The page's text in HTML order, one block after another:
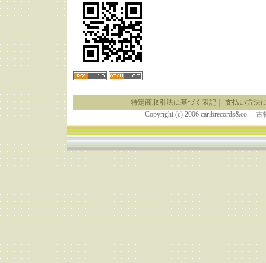
特定商取引法に基づく表記｜ 支払い方法
Copyright (c) 2006 caribrecords&co.